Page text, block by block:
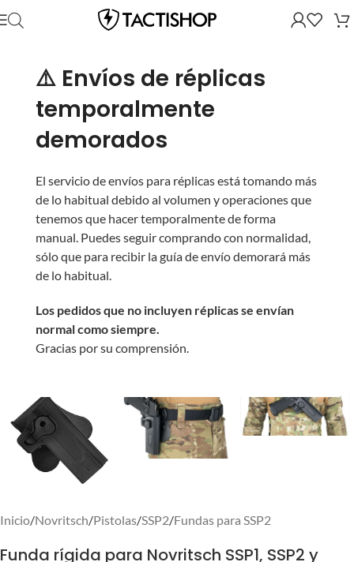
⚠️ Envíos de réplicas
temporalmente
demorados
El servicio de envíos para réplicas está tomando más
de lo habitual debido al volumen y operaciones que
tenemos que hacer temporalmente de forma
manual. Puedes seguir comprando con normalidad,
sólo que para recibir la guía de envío demorará más
de lo habitual.
Los pedidos que no incluyen réplicas se envían
normal como siempre.
Gracias por su comprensión.
Inicio/Novritsch/Pistolas/SSP2/Fundas para SSP2
Funda rígida para Novritsch SSP1, SSP2 y